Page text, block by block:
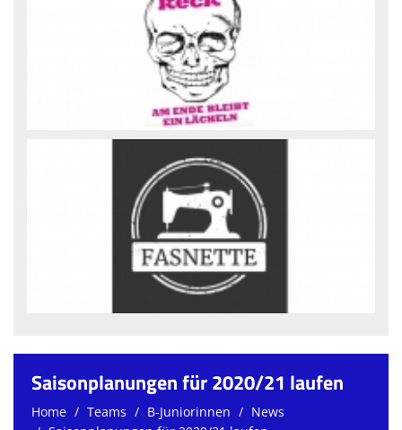
Saisonplanungen für 2020/21 laufen
Home Teams B-Juniorinnen
News